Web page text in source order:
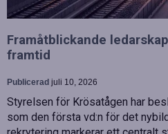
Framåtblickande
framtid
Publicerad juli 10, 2026
Styrelsen för Krösatågen har
som den första vd:n för det